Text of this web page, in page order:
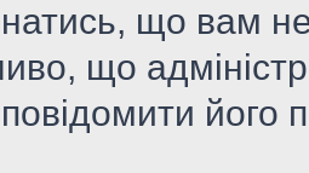
що вам
що
повідомити